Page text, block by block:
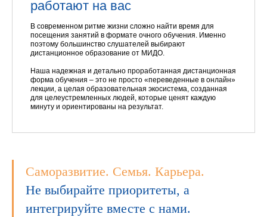
работают на вас
В современном ритме жизни сложно найти время для
посещения занятий в формате очного обучения. Именно
поэтому большинство слушателей выбирают
дистанционное образование от МИДО.
Наша надежная и детально проработанная дистанционная
форма обучения – это не просто «переведенные в онлайн»
лекции, а целая образовательная экосистема, созданная
для целеустремленных людей, которые ценят каждую
минуту и ориентированы на результат.
Саморазвитие. Семья. Карьера.
Не выбирайте приоритеты, а
интегрируйте вместе с нами.